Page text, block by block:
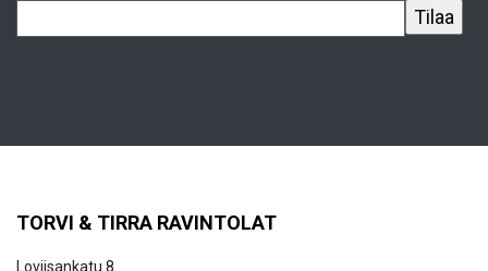
TORVI & TIRRA RAVINTOLAT
Loviisankatu 8